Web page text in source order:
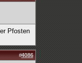
Pfosten
#4086